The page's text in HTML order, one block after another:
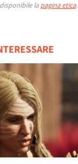
disponibile la pagina etica.